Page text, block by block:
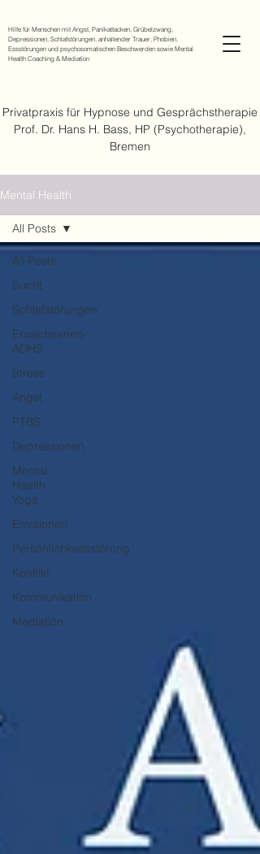
Hilfe für Menschen mit Angst, Panikattacken, Grübelzwang,
Depressionen, Schlafstörungen, anhaltender Trauer, Phobien,
Essstörungen und psychosomatischen Beschwerden sowie Mental
Health Coaching & Mediation
Privatpraxis für Hypnose und Gesprächstherapie
Prof. Dr. Hans H. Bass, HP (Psychotherapie),
Bremen
Mental Health
All Posts
Sucht
Schlafstörungen
Erwachsenen-
ADHS
Stress
Angst
PTBS
Depressionen
Mental
Health
Yoga
Emotionen
Persönlichkeitsstörung
Konflikt
Kommunikation
Mediation
All Posts